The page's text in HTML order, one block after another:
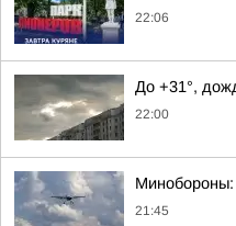
22:06
До +31°,
22:00
21:45